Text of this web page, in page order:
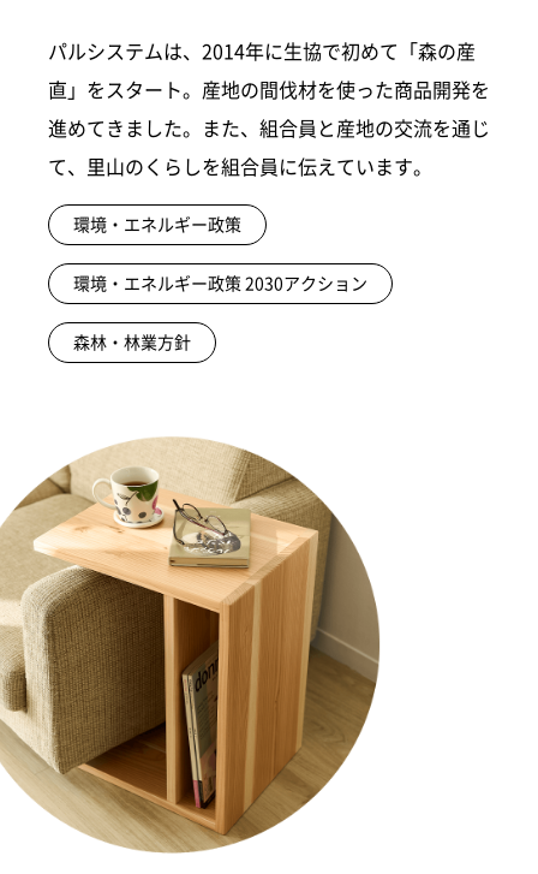
パルシステムは、2014年に生協で初めて「森の産
直」をスタート。産地の間伐材を使った商品開発を
進めてきました。また、組合員と産地の交流を通じ
て、里山のくらしを組合員に伝えています。
環境・エネルギー政策
環境・エネルギー政策 2030アクション
森林・林業方針